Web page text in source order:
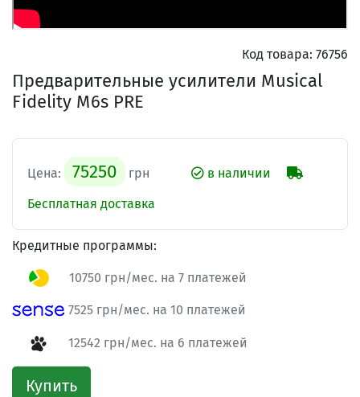
Код товара: 76756
Предварительные усилители Musical
Fidelity M6s PRE
Цена: 75250 грн
в наличии
Бесплатная доставка
Кредитные программы:
10750 грн/мес. на 7 платежей
7525 грн/мес. на 10 платежей
12542 грн/мес. на 6 платежей
Купить